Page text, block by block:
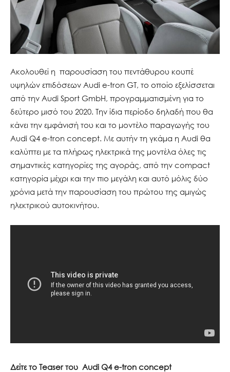
Ακολουθεί η παρουσίαση του πεντάθυρου κουπέ
υψηλών επιδόσεων Audi e-tron GT, το οποίο εξελίσσεται
από την Audi Sport GmbH, προγραμματισμένη για το
δεύτερο μισό του 2020. Την ίδια περίοδο δηλαδή που θα
κάνει την εμφάνισή του και το μοντέλο παραγωγής του
Audi Q4 e-tron concept. Με αυτήν τη γκάμα η Audi θα
καλύπτει με τα πλήρως ηλεκτρικά της μοντέλα όλες τις
σημαντικές κατηγορίες της αγοράς, από την compact
κατηγορία μέχρι και την πιο μεγάλη και αυτό μόλις δύο
χρόνια μετά την παρουσίαση του πρώτου της αμιγώς
ηλεκτρικού αυτοκινήτου.
Δείτε το Teaserτου Audi Q4 e-tron concept